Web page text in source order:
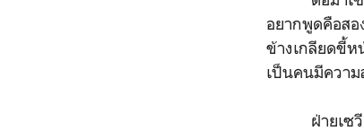
อยากพูดคือส
ข้างเกลียดขี้ห
เป็นคนมีควา
ฝ่ายเซวียห